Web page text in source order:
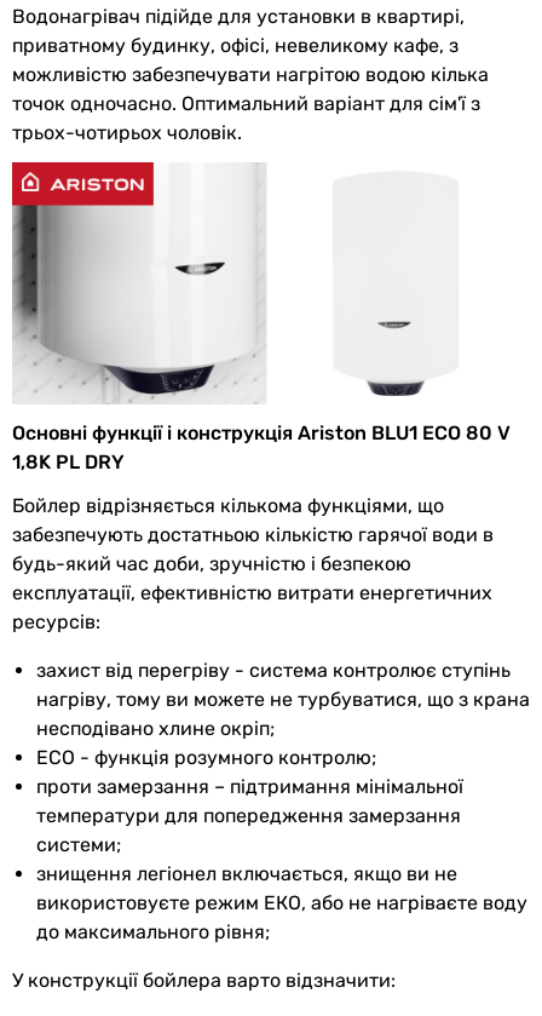
Встановлення вертикальна
Монтаж настінний
Підключення
води
Особливості та
функції
антибактеріальний захист,
Діаметр
підключення
1/2 ″
Додатково
індикатор роботи, захист від
Управління електронне, сенсорне
Комплектація
інструкція з експлуатації,
монтажна планка, кабель з
вилкою
Регулятор
температури
зовнішній
Електроживлення
Клас захисту IPX3
корпусу
Водонагрівач підійде для установки в квартирі,
приватному будинку, офісі, невеликому кафе, з
можливістю забезпечувати нагрітою водою кілька
точок одночасно. Оптимальний варіант для сім'ї з
трьох-чотирьох чоловік.
Основні функції і конструкція Ariston BLU1 ECO 80 V
1,8K PL DRY
Бойлер відрізняється кількома функціями, що
забезпечують достатньою кількістю гарячої води в
будь-який час доби, зручністю і безпекою
експлуатації, ефективністю витрати енергетичних
ресурсів:
захист від перегріву - система контролює ступінь
нагріву, тому ви можете не турбуватися, що з крана
несподівано хлине окріп;
ЕСО - функція розумного контролю;
проти замерзання – підтримання мінімальної
температури для попередження замерзання
системи;
знищення легіонел включається, якщо ви не
використовуєте режим ЕКО, або не нагріваєте воду
до максимального рівня;
У конструкції бойлера варто відзначити: